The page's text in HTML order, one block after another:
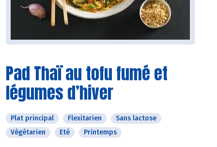
Pad Thaï au tofu fumé et
légumes d’hiver
Plat principal Flexitarien
Sans lactose
Végétarien
Eté Printemps